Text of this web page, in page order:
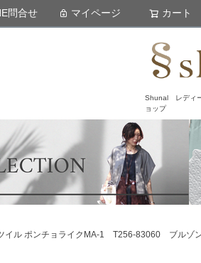
Shunal レディ
ョップ
問合せ マイページ カート
イル ポンチョライクMA-1 T256-83060 ブル